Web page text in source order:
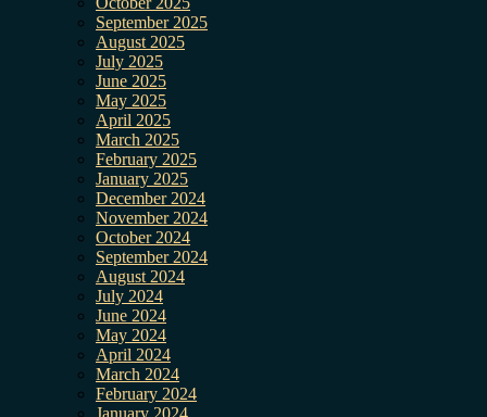
September 2025
August 2025
July 2025
June 2025
May 2025
April 2025
March 2025
February 2025
January 2025
December 2024
November 2024
October 2024
September 2024
August 2024
July 2024
June 2024
May 2024
April 2024
March 2024
February 2024